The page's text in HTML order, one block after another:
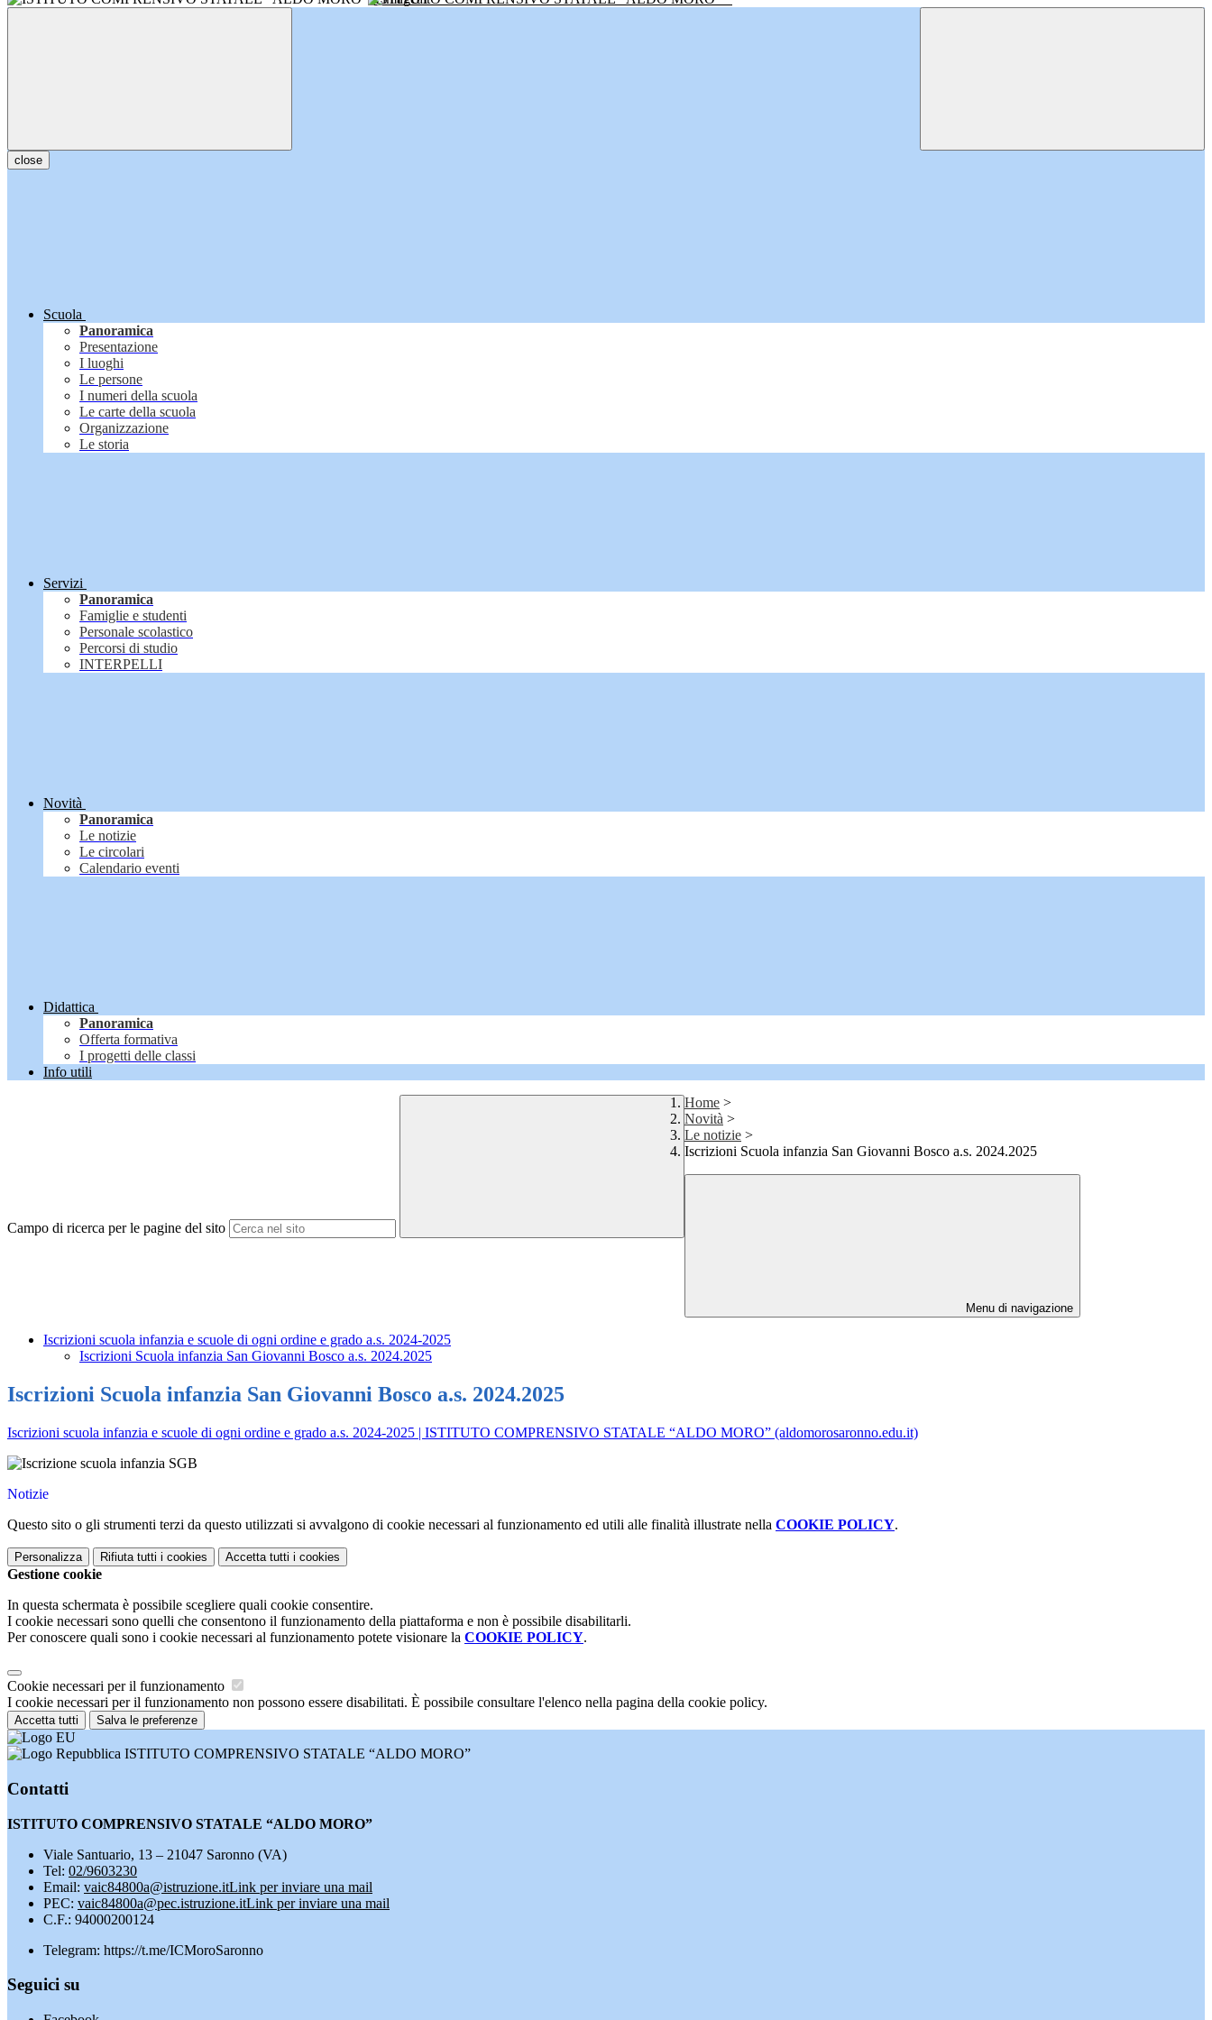
close
Scuola
Panoramica
Presentazione
I luoghi
Le persone
I numeri della scuola
Le carte della scuola
Organizzazione
Le storia
Servizi
Panoramica
Famiglie e studenti
Personale scolastico
Percorsi di studio
INTERPELLI
Novità
Panoramica
Le notizie
Le circolari
Calendario eventi
Didattica
Panoramica
Offerta formativa
I progetti delle classi
Info utili
Campo di ricerca per le pagine del sito
Home >
Novità >
Le notizie >
Iscrizioni Scuola infanzia San Giovanni Bosco a.s. 2024.2025
Menu di navigazione
Iscrizioni scuola infanzia e scuole di ogni ordine e grado a.s. 2024-2025
Iscrizioni Scuola infanzia San Giovanni Bosco a.s. 2024.2025
Iscrizioni Scuola infanzia San Giovanni Bosco a.s. 2024.2025
Iscrizioni scuola infanzia e scuole di ogni ordine e grado a.s. 2024-2025 | ISTITUTO COMPRENSIVO STATALE “ALDO MORO” (aldomorosaronno.edu.it)
Notizie
Questo sito o gli strumenti terzi da questo utilizzati si avvalgono di cookie necessari al funzionamento ed utili alle finalità illustrate nella COOKIE POLICY.
Personalizza Rifiuta tutti i cookies Accetta tutti i cookies
Gestione cookie
In questa schermata è possibile scegliere quali cookie consentire.
I cookie necessari sono quelli che consentono il funzionamento della piattaforma e non è possibile disabilitarli.
Per conoscere quali sono i cookie necessari al funzionamento potete visionare la COOKIE POLICY.
Cookie necessari per il funzionamento
I cookie necessari per il funzionamento non possono essere disabilitati. È possibile consultare l'elenco nella pagina della cookie policy.
Accetta tutti Salva le preferenze
ISTITUTO COMPRENSIVO STATALE “ALDO MORO”
Contatti
ISTITUTO COMPRENSIVO STATALE “ALDO MORO”
Viale Santuario, 13 – 21047 Saronno (VA)
Tel: 02/9603230
Email: vaic84800a@istruzione.itLink per inviare una mail
PEC: vaic84800a@pec.istruzione.itLink per inviare una mail
C.F.: 94000200124
Telegram: https://t.me/ICMoroSaronno
Seguici su